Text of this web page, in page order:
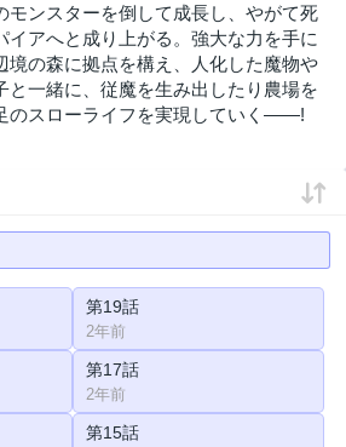
モンスターを倒して成長し、やがて死
イアへと成り上がる。強大な力を手に
境の森に拠点を構え、人化した魔物や
と一緒に、従魔を生み出したり農場を
のスローライフを実現していく――!
第19話
2年前
第17話
2年前
第15話